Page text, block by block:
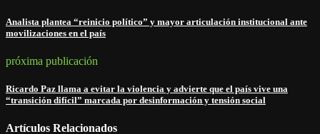
Analista plantea “reinicio político” y mayor articulación institucional ante
movilizaciones en el país
próxima publicación
Ricardo Paz llama a evitar la violencia y advierte que el país vive una
“transición difícil” marcada por desinformación y tensión social
Artículos Relacionados